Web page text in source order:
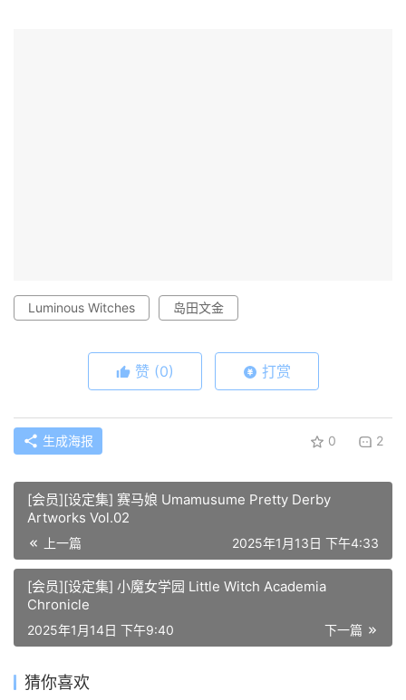
Luminous Witches 岛田文金
赞 (0) 打赏
生成海报 0 2
[会员][设定集] 赛马娘 Umamusume Pretty Derby
Artworks Vol.02
上一篇 2025年1月13日 下午4:33
[会员][设定集] 小魔女学园 Little Witch Academia
Chronicle
下一篇
2025年1月14日 下午9:40
猜你喜欢